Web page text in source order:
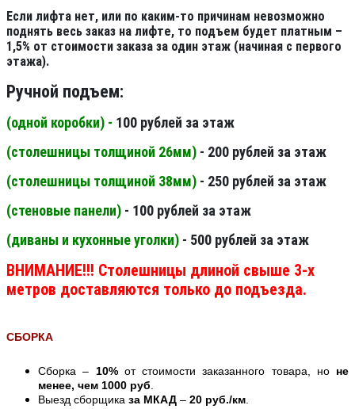
Если лифта нет, или по каким-то причинам невозможно
поднять весь заказ на лифте, то подъем будет платным –
1,5% от стоимости заказа за один этаж (начиная с первого
этажа).
Ручной подъем:
(одной коробки) - 100 рублей за этаж
(столешницы толщиной 26мм) - 200 рублей за этаж
(столешницы толщиной 38мм) - 250 рублей за этаж
(стеновые панели) - 100 рублей за этаж
(диваны и кухонные уголки) - 500 рублей за этаж
ВНИМАНИЕ!!! Столешницы длиной свыше 3-х
метров доставляются только до подъезда.
СБОРКА
Сборка – 10%от стоимости заказанного товара, но не
менее, чем 1000 руб
Выезд сборщика за МКАД – 20 руб./км